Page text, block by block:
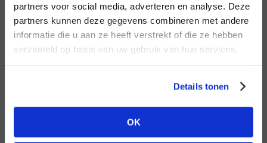
partners voor social media, adverteren en analyse. Deze
partners kunnen deze gegevens combineren met andere
informatie die u aan ze heeft verstrekt of die ze hebben
verzameld op basis van uw gebruik van hun services.
Details tonen
OK
Wachtwoord
INLOGGEN
NOG GEEN ACCOUNT?
HEB JE NOG GEEN
ACCOUNT?
aan of bekijk de andere mogelijkheden.
BEKIJK ALLE OPTIES
MERK
MERK